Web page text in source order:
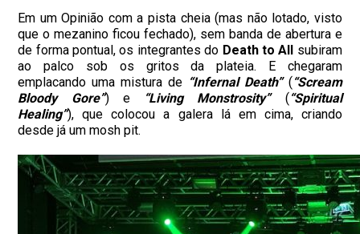
Em um Opinião com a pista cheia (mas não lotado, visto
que o mezanino ficou fechado), sem banda de abertura e
de forma pontual, os integrantes do Death to All subiram
ao palco sob os gritos da plateia. E chegaram
emplacando uma mistura de “Infernal Death”(“Scream
Bloody Gore”) e “Living Monstrosity”(“Spiritual
Healing”), que colocou a galera lá em cima, criando
desde já um mosh pit.